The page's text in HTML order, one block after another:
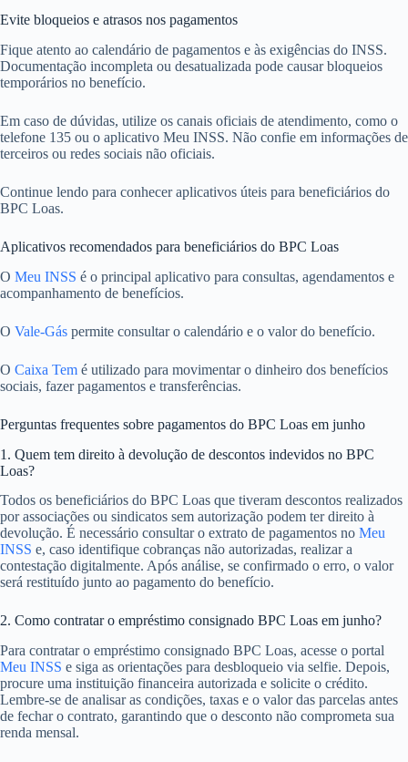
Evite bloqueios e atrasos nos pagamentos
Fique atento ao calendário de pagamentos e às exigências do INSS.
Documentação incompleta ou desatualizada pode causar bloqueios
temporários no benefício.
Em caso de dúvidas, utilize os canais oficiais de atendimento, como o
telefone 135 ou o aplicativo Meu INSS. Não confie em informações de
terceiros ou redes sociais não oficiais.
Continue lendo para conhecer aplicativos úteis para beneficiários do
BPC Loas.
Aplicativos recomendados para beneficiários do BPC Loas
O Meu INSS é o principal aplicativo para consultas, agendamentos e
acompanhamento de benefícios.
O Vale-Gás permite consultar o calendário e o valor do benefício.
O Caixa Tem é utilizado para movimentar o dinheiro dos benefícios
sociais, fazer pagamentos e transferências.
Perguntas frequentes sobre pagamentos do BPC Loas em junho
1. Quem tem direito à devolução de descontos indevidos no BPC
Loas?
Todos os beneficiários do BPC Loas que tiveram descontos realizados
por associações ou sindicatos sem autorização podem ter direito à
devolução. É necessário consultar o extrato de pagamentos no Meu
INSS e, caso identifique cobranças não autorizadas, realizar a
contestação digitalmente. Após análise, se confirmado o erro, o valor
será restituído junto ao pagamento do benefício.
2. Como contratar o empréstimo consignado BPC Loas em junho?
Para contratar o empréstimo consignado BPC Loas, acesse o portal
Meu INSS e siga as orientações para desbloqueio via selfie. Depois,
procure uma instituição financeira autorizada e solicite o crédito.
Lembre-se de analisar as condições, taxas e o valor das parcelas antes
de fechar o contrato, garantindo que o desconto não comprometa sua
renda mensal.